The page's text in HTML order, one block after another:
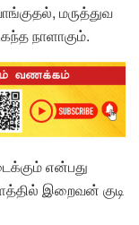
மருத்துவ
நாளாகும்.
என்பது
இறைவன் குடி